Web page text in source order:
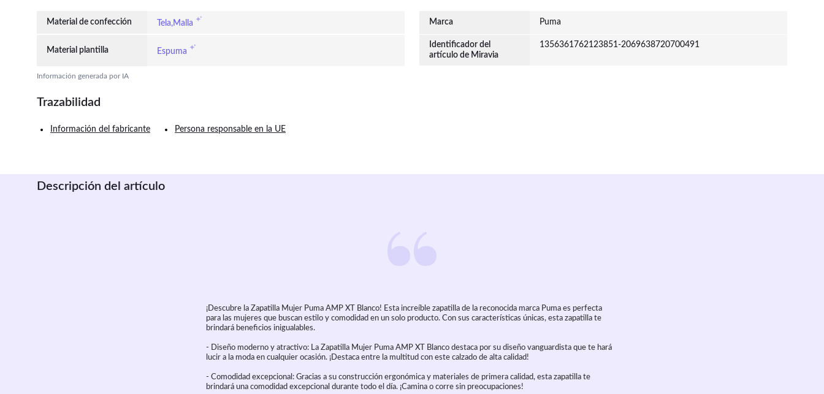
Material de confección Tela,Malla Marca Puma
Material plantilla Espuma
Identificador del
artículo de Miravia
1356361762123851-2069638720700491
Información generada por IA
Trazabilidad
Información del fabricante Persona responsable en la UE
Descripción del artículo
¡Descubre la Zapatilla Mujer Puma AMP XT Blanco! Esta increíble zapatilla de la reconocida marca Puma es perfecta
para las mujeres que buscan estilo y comodidad en un solo producto. Con sus características únicas, esta zapatilla te
brindará beneficios inigualables.
- Diseño moderno y atractivo: La Zapatilla Mujer Puma AMP XT Blanco destaca por su diseño vanguardista que te hará
lucir a la moda en cualquier ocasión. ¡Destaca entre la multitud con este calzado de alta calidad!
- Comodidad excepcional: Gracias a su construcción ergonómica y materiales de primera calidad, esta zapatilla te
brindará una comodidad excepcional durante todo el día. ¡Camina o corre sin preocupaciones!